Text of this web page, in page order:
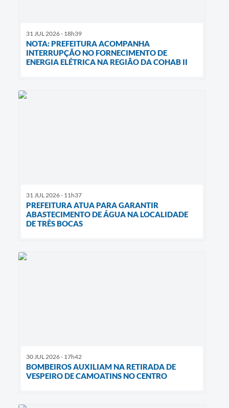
31 JUL 2026 - 18h39
NOTA: PREFEITURA ACOMPANHA
INTERRUPÇÃO NO FORNECIMENTO DE
ENERGIA ELÉTRICA NA REGIÃO DA COHAB II
31 JUL 2026 - 11h37
PREFEITURA ATUA PARA GARANTIR
ABASTECIMENTO DE ÁGUA NA LOCALIDADE
DE TRÊS BOCAS
30 JUL 2026 - 17h42
BOMBEIROS AUXILIAM NA RETIRADA DE
VESPEIRO DE CAMOATINS NO CENTRO